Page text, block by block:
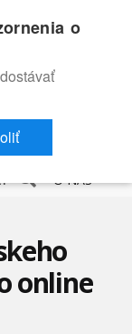
DATABÁZA
O NÁS
online
o